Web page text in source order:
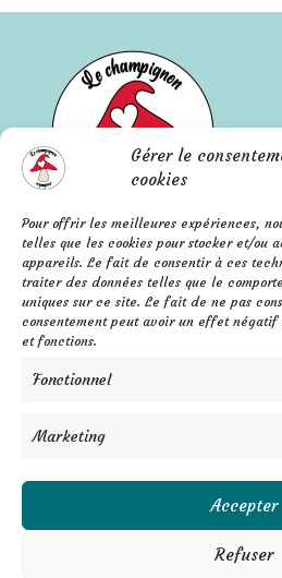
Gérer le
cookies
Pour offrir les meilleures expériences,
telles que les cookies pour stocker et/ou
appareils. Le fait de consentir à ces
traiter des données telles que le
uniques sur ce site. Le fait de ne pas
consentement peut avoir un effet
et fonctions.
Fonctionnel
Marketing
Accepter
Refuser
Mentions légales
Confidentialité
C.G.V.
FAQ
F
a
c
e
P
i
n
I
Aurore Auvray - Auto